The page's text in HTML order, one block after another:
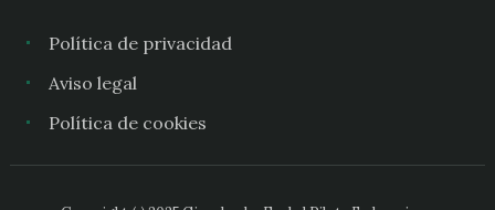
Política de privacidad
Aviso legal
Política de cookies